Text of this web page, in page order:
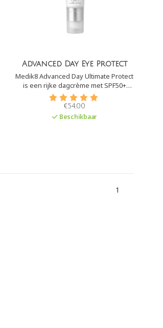
Advanced Day Eye Protect
Medik8 Advanced Day Ultimate Protect
is een rijke dagcrème met SPF50+
(zeer hoge UVB-bescherming) en
PA++++ (zeer uitzonderlijk hoge UVA-
bescherming). Daarnaast biedt het
bescherming tegen infrarood,
€54,00
Beschikbaar
1